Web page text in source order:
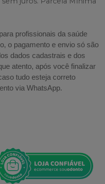
profissionais da saúde
o pagamento e envio só são
dados cadastrais e dos
atento, após você finalizar
tudo esteja correto
via WhatsApp.